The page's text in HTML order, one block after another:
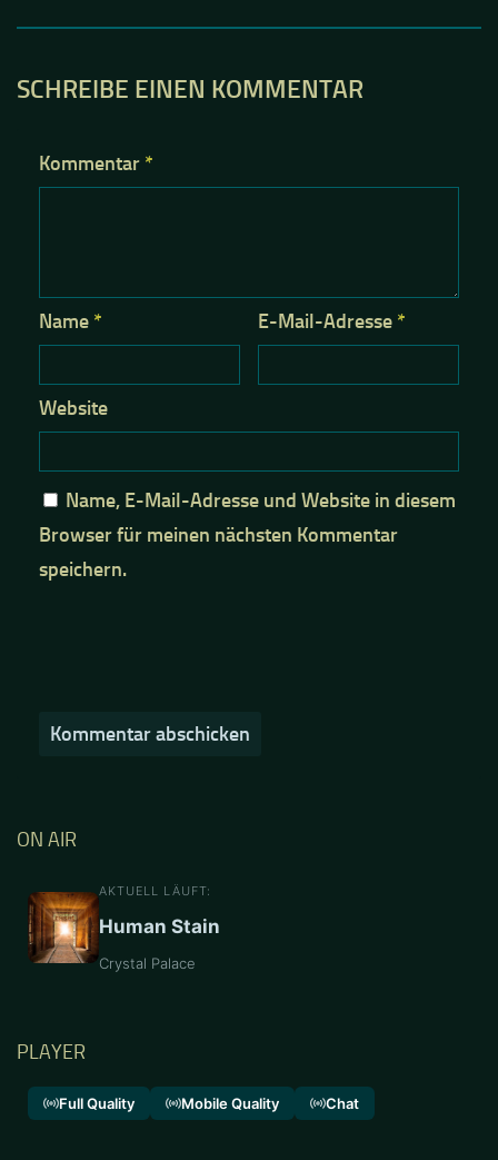
SCHREIBE EINEN KOMMENTAR
Kommentar *
Name * E-Mail-Adresse *
Website
Name, E-Mail-Adresse und Website in diesem
Browser für meinen nächsten Kommentar
speichern.
ON AIR
AKTUELL LÄUFT:
Human Stain
Crystal Palace
PLAYER
Full Quality Mobile Quality Chat